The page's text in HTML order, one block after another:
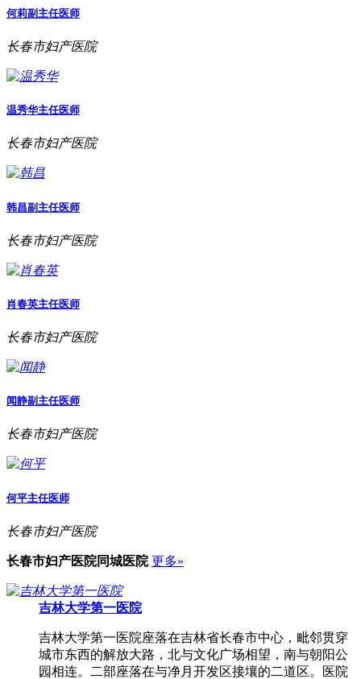
何莉副主任医师
长春市妇产医院
温秀华主任医师
长春市妇产医院
韩昌副主任医师
长春市妇产医院
肖春英主任医师
长春市妇产医院
闻静副主任医师
长春市妇产医院
何平主任医师
长春市妇产医院
长春市妇产医院同城医院 更多»
吉林大学第一医院
吉林大学第一医院座落在吉林省长春市中心，毗邻贯穿
城市东西的解放大路，北与文化广场相望，南与朝阳公
园相连。二部座落在与净月开发区接壤的二道区。医院